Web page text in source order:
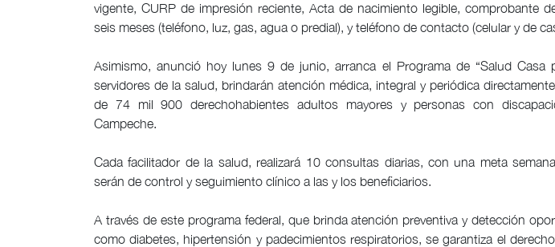
vigente, CURP de impresión reciente, Acta de nacimiento legible, comprobante
seis meses (teléfono, luz, gas, agua o predial), y teléfono de contacto (celular y de
Asimismo, anunció hoy lunes 9 de junio, arranca el Programa de “Salud Casa
servidores de la salud, brindarán atención médica, integral y periódica
de 74 mil 900 derechohabientes adultos mayores y personas con
Campeche.
Cada facilitador de la salud, realizará 10 consultas diarias, con una meta
serán de control y seguimiento clínico a las y los beneficiarios.
A través de este programa federal, que brinda atención preventiva y detección
como diabetes, hipertensión y padecimientos respiratorios, se garantiza el